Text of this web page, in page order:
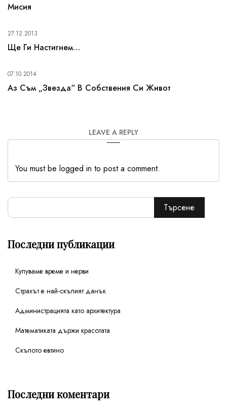
Мисия
27.12.2013
Ще Ги Настигнем…
07.10.2014
Аз Съм „звезда“ В Собствения Си Живот
LEAVE A REPLY
You must be logged in to post a comment.
Търсене
Последни публикации
Купуваме време и нерви
Страхът е най-скъпият данък
Администрацията като архитектура
Математиката държи красотата
Скъпото евтино
Последни коментари